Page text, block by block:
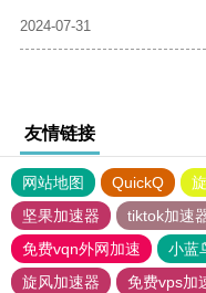
2024-07-31
友情链接
网站地图 QuickQ
坚果加速器
tiktok加速
免费vqn外网加速
小蓝
旋风加速器
免费vps加